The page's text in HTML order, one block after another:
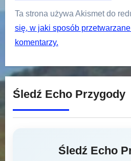
Ta strona używa Akismet do
się, w jaki sposób
komentarzy.
Śledź Echo Przygody
Śledź Echo